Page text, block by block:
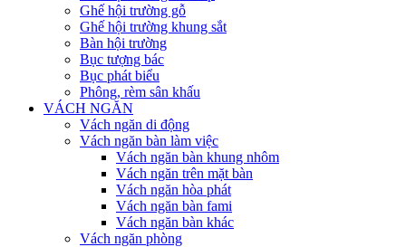
Ghế hội trường gỗ
Ghế hội trường khung sắt
Bàn hội trường
Bục tượng bác
Bục phát biểu
Phông, rèm sân khấu
VÁCH NGĂN
Vách ngăn di động
Vách ngăn bàn làm việc
Vách ngăn bàn khung nhôm
Vách ngăn trên mặt bàn
Vách ngăn hòa phát
Vách ngăn bàn fami
Vách ngăn bàn khác
Vách ngăn phòng